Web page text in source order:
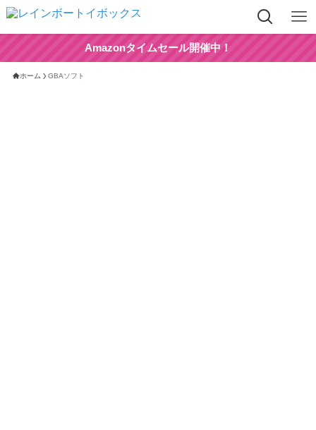
Amazonタイムセール開催中！
ホーム GBAソフト